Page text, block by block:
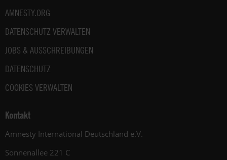
AMNESTY.ORG
DATENSCHUTZ VERWALTEN
JOBS & AUSSCHREIBUNGEN
DATENSCHUTZ
COOKIES VERWALTEN
Kontakt
Amnesty International Deutschland e.V.
Sonnenallee 221 C